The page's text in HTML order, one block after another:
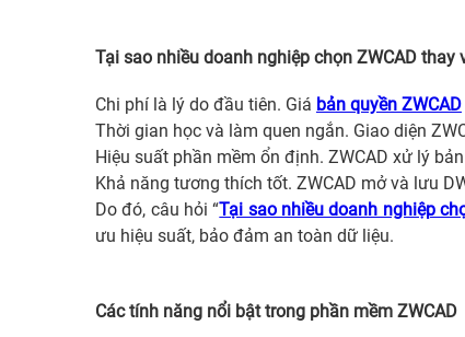
Tại sao nhiều doanh nghiệp chọn ZWCAD thay
Chi phí là lý do đầu tiên. Giá bản quyền ZWCAD
Thời gian học và làm quen ngắn. Giao diện
Hiệu suất phần mềm ổn định. ZWCAD xử lý
Khả năng tương thích tốt. ZWCAD mở và lưu
Do đó, câu hỏi “Tại sao nhiều doanh nghiệp
ưu hiệu suất, bảo đảm an toàn dữ liệu.
Các tính năng nổi bật trong phần mềm ZWCAD